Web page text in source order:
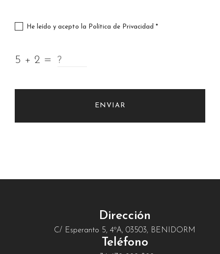
He leído y acepto la Política de Privacidad *
5 + 2 =
ENVIAR
Dirección
C/ Esperanto 5, 4ºA, 03503, BENIDORM
Teléfono